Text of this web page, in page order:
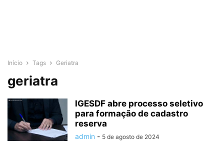
Início Tags Geriatra
geriatra
IGESDF abre processo seletivo
para formação de cadastro
reserva
admin - 5 de agosto de 2024